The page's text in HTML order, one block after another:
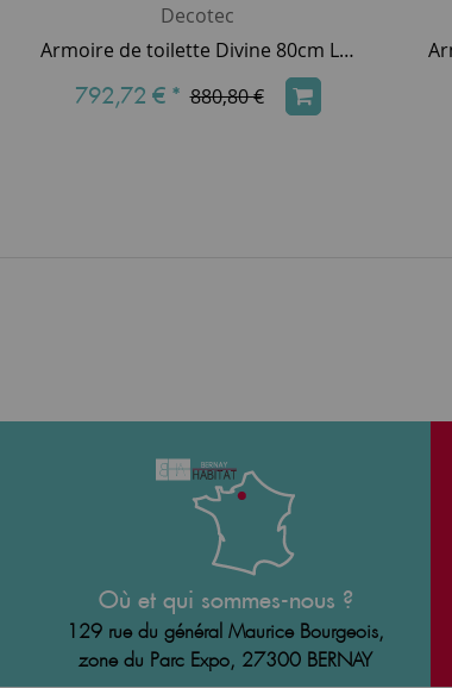
Decotec
Armoire de toilette Divine 80cm LED 19,68W 3 portes miroir / Décor bois au choix - DECOTEC Réf. 1309012
792,72 € * 880,80 €
Où et qui sommes-nous ?
129 rue du général Maurice Bourgeois,
zone du Parc Expo, 27300 BERNAY